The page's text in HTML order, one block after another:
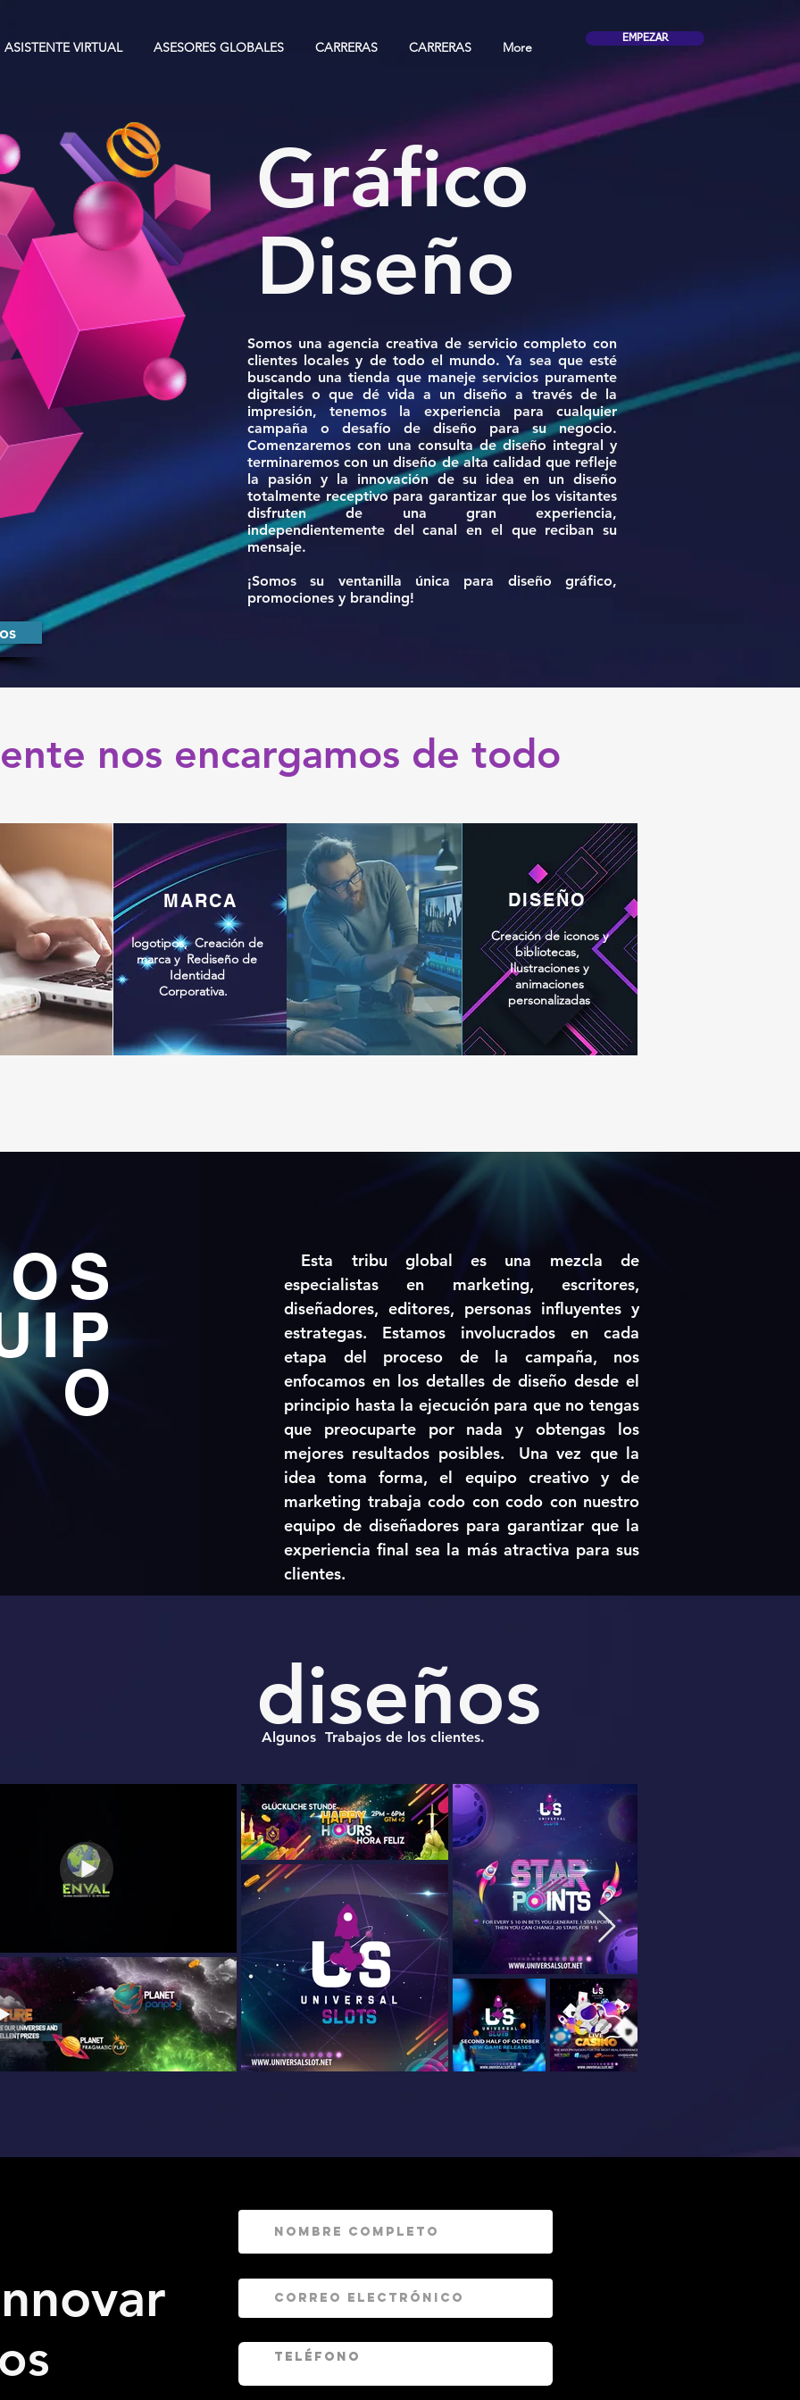
ASISTENTE VIRTUAL ASESORES GLOBALES CARRERAS CARRERAS More
EMPEZAR
Gráfico
Diseño
Somos una agencia creativa de servicio completo con
clientes locales y de todo el mundo. Ya sea que esté
buscando una tienda que maneje servicios puramente
digitales o que dé vida a un diseño a través de la
impresión, tenemos la experiencia para cualquier
campaña o desafío de diseño para su negocio.
Comenzaremos con una consulta de diseño integral y
terminaremos con un diseño de alta calidad que refleje
la pasión y la innovación de su idea en un diseño
totalmente receptivo para garantizar que los visitantes
disfruten de una gran experiencia,
independientemente del canal en el que reciban su
mensaje.
¡Somos su ventanilla única para diseño gráfico,
promociones y branding!
nos encargamos de todo
MARCA DISEÑO
Creación de iconos y
bibliotecas,
Ilustraciones y
animaciones
personalizadas
logotipos, Creación de
marca y Rediseño de
Identidad
Corporativa.
O
Esta tribu global es una mezcla de
especialistas en marketing, escritores,
diseñadores, editores, personas influyentes y
estrategas. Estamos involucrados en cada
etapa del proceso de la campaña, nos
enfocamos en los detalles de diseño desde el
principio hasta la ejecución para que no tengas
que preocuparte por nada y obtengas los
mejores resultados posibles.
Una vez que la
idea toma forma, el equipo creativo y de
marketing trabaja codo con codo con nuestro
equipo de diseñadores para garantizar que la
experiencia final sea la más atractiva para sus
clientes.
diseños
Algunos Trabajos de los clientes.